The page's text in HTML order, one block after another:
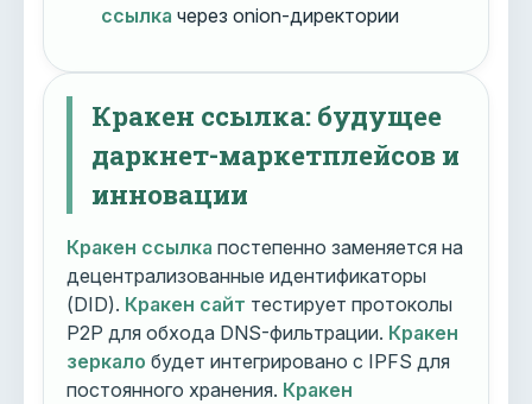
ссылка через onion-директории
Кракен ссылка: будущее
даркнет-маркетплейсов и
инновации
Кракен ссылка постепенно заменяется на
децентрализованные идентификаторы
(DID). Кракен сайт тестирует протоколы
P2P для обхода DNS-фильтрации. Кракен
зеркало будет интегрировано с IPFS для
постоянного хранения. Кракен